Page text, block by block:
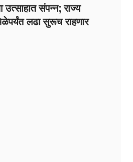
उत्साहात संपन्न; राज्य
लढा सुरूच राहणार